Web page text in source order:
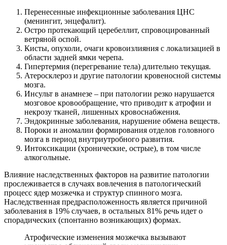
Перенесенные инфекционные заболевания ЦНС
(менингит, энцефалит).
Остро протекающий церебеллит, спровоцированный
ветряной оспой.
Кисты, опухоли, очаги кровоизлияния с локализацией в
области задней ямки черепа.
Гипертермия (перегревание тела) длительно текущая.
Атеросклероз и другие патологии кровеносной системы
мозга.
Инсульт в анамнезе – при патологии резко нарушается
мозговое кровообращение, что приводит к атрофии и
некрозу тканей, лишенных кровоснабжения.
Эндокринные заболевания, нарушение обмена веществ.
Пороки и аномалии формирования отделов головного
мозга в период внутриутробного развития.
Интоксикации (хронические, острые), в том числе
алкогольные.
Влияние наследственных факторов на развитие патологии
прослеживается в случаях вовлечения в патологический
процесс ядер мозжечка и структур спинного мозга.
Наследственная предрасположенность является причиной
заболевания в 19% случаев, в остальных 81% речь идет о
спорадических (спонтанно возникающих) формах.
Атрофические изменения мозжечка вызывают